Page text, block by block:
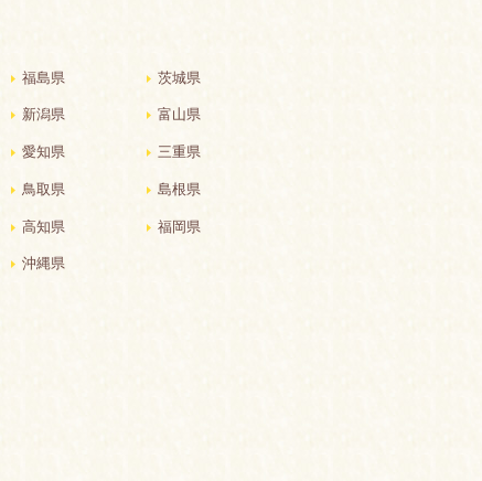
福島県 茨城県
新潟県 富山県
愛知県 三重県
鳥取県 島根県
高知県 福岡県
沖縄県